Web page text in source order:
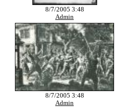
8/7/2005 3:48
Admin
8/7/2005 3:48
Admin